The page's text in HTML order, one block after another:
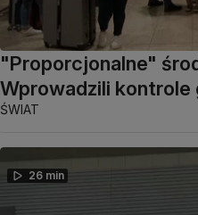
"Proporcjonalne"
Wprowadzili kontrole
ŚWIAT
26 min